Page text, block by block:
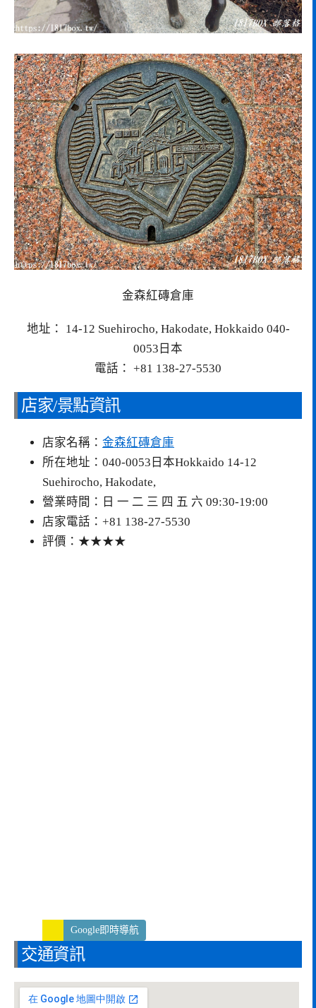
金森紅磚倉庫
地址： 14-12 Suehirocho, Hakodate, Hokkaido 040-
0053日本
電話： +81 138-27-5530
店家/景點資訊
店家名稱： 金森紅磚倉庫
所在地址：040-0053日本Hokkaido 14-12
Suehirocho, Hakodate,
營業時間：日 一 二 三 四 五 六 09:30-19:00
店家電話：+81 138-27-5530
評價：★★★★
Google即時導航
交通資訊